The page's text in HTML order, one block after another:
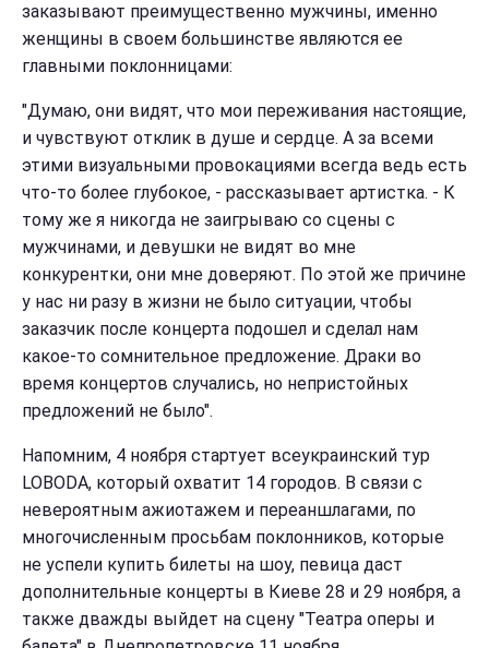
заказывают преимущественно мужчины, именно
женщины в своем большинстве являются ее
главными поклонницами:
"Думаю, они видят, что мои переживания настоящие,
и чувствуют отклик в душе и сердце. А за всеми
этими визуальными провокациями всегда ведь есть
что-то более глубокое, - рассказывает артистка. - К
тому же я никогда не заигрываю со сцены с
мужчинами, и девушки не видят во мне
конкурентки, они мне доверяют. По этой же причине
у нас ни разу в жизни не было ситуации, чтобы
заказчик после концерта подошел и сделал нам
какое-то сомнительное предложение. Драки во
время концертов случались, но непристойных
предложений не было".
Напомним, 4 ноября стартует всеукраинский тур
LOBODA, который охватит 14 городов. В связи с
невероятным ажиотажем и переаншлагами, по
многочисленным просьбам поклонников, которые
не успели купить билеты на шоу, певица даст
дополнительные концерты в Киеве 28 и 29 ноября, а
также дважды выйдет на сцену "Театра оперы и